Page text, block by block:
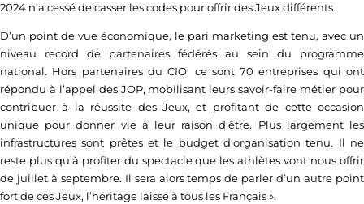
2024 n’a cessé de casser les codes pour offrir des Jeux différents.
D’un point de vue économique, le pari marketing est tenu, avec un
niveau record de partenaires fédérés au sein du programme
national. Hors partenaires du CIO, ce sont 70 entreprises qui ont
répondu à l’appel des JOP, mobilisant leurs savoir-faire métier pour
contribuer à la réussite des Jeux, et profitant de cette occasion
unique pour donner vie à leur raison d’être. Plus largement les
infrastructures sont prêtes et le budget d’organisation tenu. Il ne
reste plus qu’à profiter du spectacle que les athlètes vont nous offrir
de juillet à septembre. Il sera alors temps de parler d’un autre point
fort de ces Jeux, l’héritage laissé à tous les Français ».